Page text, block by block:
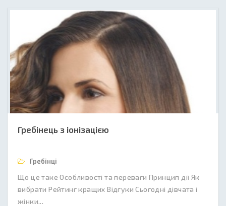
Гребінець з іонізацією
Гребінці
Що це таке Особливості та переваги Принцип дії Як
вибрати Рейтинг кращих Відгуки Сьогодні дівчата і
жінки...